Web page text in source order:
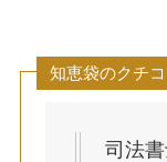
知恵袋のクチコ
司法